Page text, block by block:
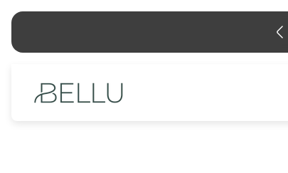
Logotip
trgovine"